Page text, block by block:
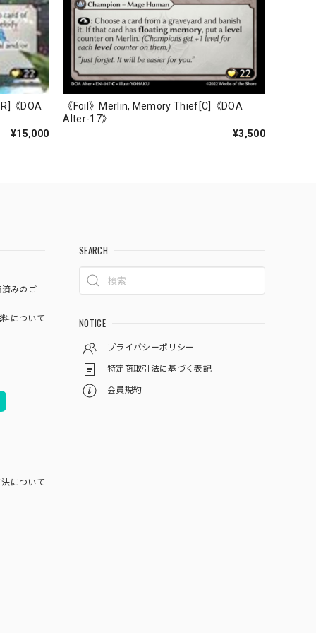
《DOA
¥15,000
《Foil》Merlin, Memory Thief[C]《DOA
Alter-17》
¥3,500
みのご
について
について
SEARCH
NOTICE
プライバシーポリシー
特定商取引法に基づく表記
会員規約